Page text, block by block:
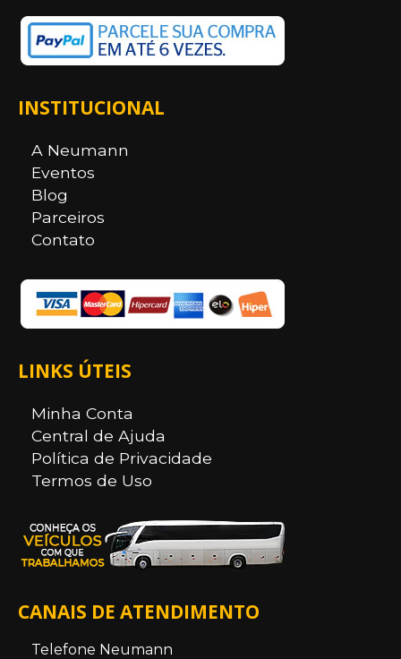
INSTITUCIONAL
A Neumann
Eventos
Blog
Parceiros
Contato
LINKS ÚTEIS
Minha Conta
Central de Ajuda
Política de Privacidade
Termos de Uso
CANAIS DE ATENDIMENTO
Telefone Neumann